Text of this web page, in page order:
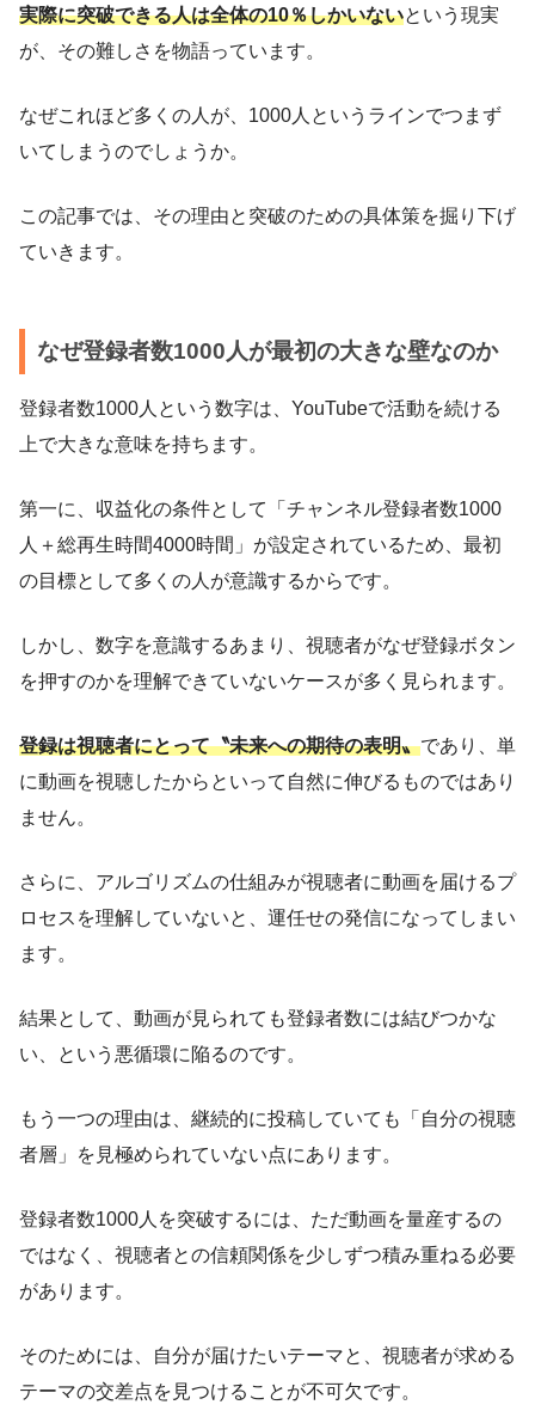
実際に突破できる人は全体の10％しかいないという現実
が、その難しさを物語っています。
なぜこれほど多くの人が、1000人というラインでつまず
いてしまうのでしょうか。
この記事では、その理由と突破のための具体策を掘り下げ
ていきます。
なぜ登録者数1000人が最初の大きな壁なのか
登録者数1000人という数字は、YouTubeで活動を続ける
上で大きな意味を持ちます。
第一に、収益化の条件として「チャンネル登録者数1000
人＋総再生時間4000時間」が設定されているため、最初
の目標として多くの人が意識するからです。
しかし、数字を意識するあまり、視聴者がなぜ登録ボタン
を押すのかを理解できていないケースが多く見られます。
登録は視聴者にとって〝未来への期待の表明〟であり、単
に動画を視聴したからといって自然に伸びるものではあり
ません。
さらに、アルゴリズムの仕組みが視聴者に動画を届けるプ
ロセスを理解していないと、運任せの発信になってしまい
ます。
結果として、動画が見られても登録者数には結びつかな
い、という悪循環に陥るのです。
もう一つの理由は、継続的に投稿していても「自分の視聴
者層」を見極められていない点にあります。
登録者数1000人を突破するには、ただ動画を量産するの
ではなく、視聴者との信頼関係を少しずつ積み重ねる必要
があります。
そのためには、自分が届けたいテーマと、視聴者が求める
テーマの交差点を見つけることが不可欠です。